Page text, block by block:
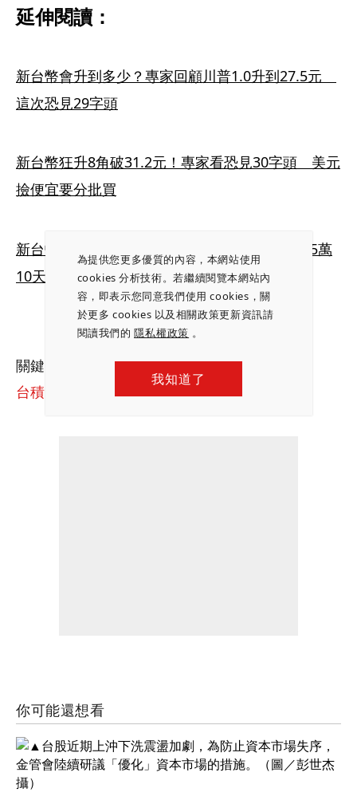
為提供您更多優質的內容，本網站使用
cookies 分析技術。若繼續閱覽本網站內
容，即表示您同意我們使用 cookies，關
於更多 cookies 以及相關政策更新資訊請
閱讀我們的隱私權政策 。
我知道了
延伸閱讀：
新台幣會升到多少？專家回顧川普1.0升到27.5元
這次恐見29字頭
新台幣狂升8角破31.2元！專家看恐見30字頭　美元
撿便宜要分批買
新台幣狂升逾8角！日圓換匯現0.21字頭　台幣5萬
10天多1.6萬日幣
關鍵字： 新台幣｜美元｜升值｜央行
台積電
你可能還想看